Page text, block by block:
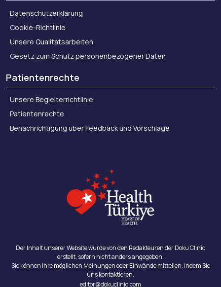
Datenschutzerklärung
Cookie-Richtlinie
Unsere Qualitätsarbeiten
Gesetz zum Schutz personenbezogener Daten
Patientenrechte
Unsere Begleiterrichtlinie
Patientenrechte
Benachrichtigung über Feedback und Vorschläge
Der Inhalt unserer Website wurde von den Redakteuren der Doku Clinic
erstellt, sofern nicht anders angegeben.
Sie können Ihre möglichen Meinungen oder Einwände mitteilen, indem Sie
uns kontaktieren.
editor@dokuclinic.com